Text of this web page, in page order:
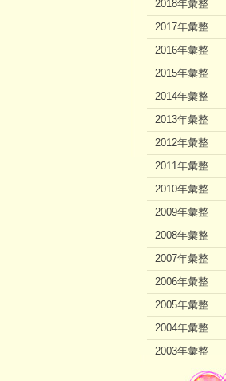
2018年彙整
2017年彙整
2016年彙整
2015年彙整
2014年彙整
2013年彙整
2012年彙整
2011年彙整
2010年彙整
2009年彙整
2008年彙整
2007年彙整
2006年彙整
2005年彙整
2004年彙整
2003年彙整
2002年彙整